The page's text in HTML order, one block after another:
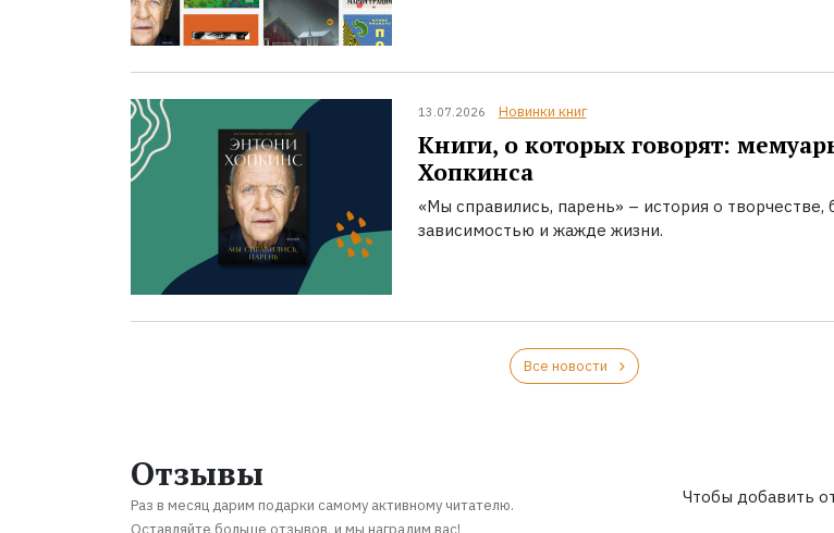
13.07.2026 Новинки книг
Книги, о которых говорят:
Хопкинса
«Мы справились, парень» – история о творчестве,
зависимостью и жажде жизни.
Все новости
Отзывы
Раз в месяц дарим подарки самому активному читателю.
Чтобы добавить